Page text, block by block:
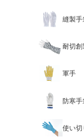
縫製
耐切創
軍手
防寒
使い